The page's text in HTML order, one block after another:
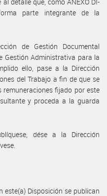
forma parte integrante de la
de Gestión Documental
Gestión Administrativa para la
ello, pase a la Dirección
del Trabajo a fin de que se
fijado por este
y proceda a la guarda
dése a la Dirección
este(a) Disposición se publican